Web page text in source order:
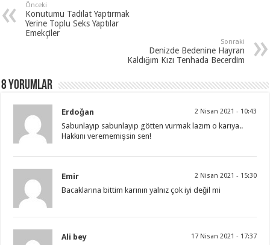
Önceki
Konutumu Tadilat Yaptırmak
Yerine Toplu Seks Yaptılar
Emekçiler
Sonraki
Denizde Bedenine Hayran
Kaldığım Kızı Tenhada Becerdim
8 Yorumlar
Erdoğan 2 Nisan 2021 - 10:43
Sabunlayıp sabunlayıp götten vurmak lazım o karıya..
Hakkını verememişsin sen!
Emir 2 Nisan 2021 - 15:30
Bacaklarına bittim karının yalnız çok iyi değil mi
Ali bey 17 Nisan 2021 - 17:37